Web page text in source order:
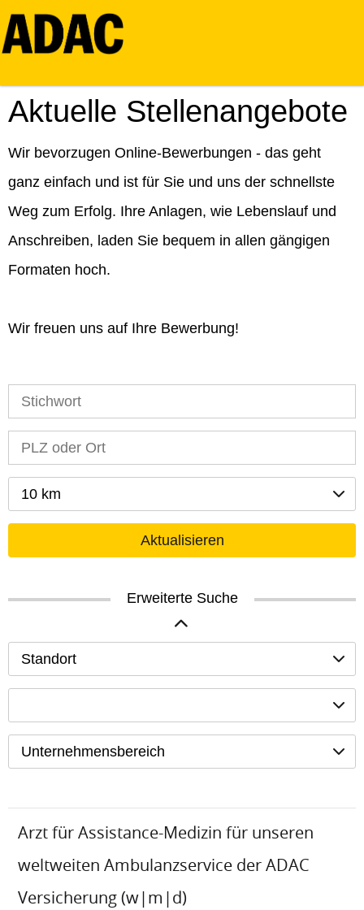
Aktuelle Stellenangebote
Wir bevorzugen Online-Bewerbungen - das geht
ganz einfach und ist für Sie und uns der schnellste
Weg zum Erfolg. Ihre Anlagen, wie Lebenslauf und
Anschreiben, laden Sie bequem in allen gängigen
Formaten hoch.
Wir freuen uns auf Ihre Bewerbung!
10 km
Aktualisieren
Erweiterte Suche
Standort
Unternehmensbereich
Arzt für Assistance-Medizin für unseren
weltweiten Ambulanzservice der ADAC
Versicherung (w|m|d)